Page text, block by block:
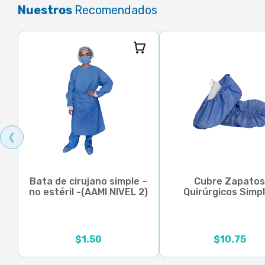
Nuestros Recomendados
❮
Bata de cirujano simple –
no estéril -(AAMI NIVEL 2)
$1.50
Cubre Zapatos
Quirúrgicos
$10.75
Rango de